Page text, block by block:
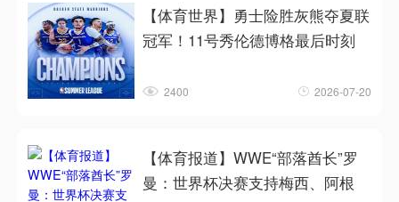
【体育世界】勇士险胜灰熊夺夏联
冠军！11号秀伦德博格最后时刻
2400 2026-07-20
【体育报道】WWE“部落酋长”罗
曼：世界杯决赛支持梅西、阿根